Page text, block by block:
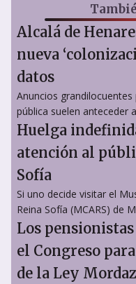
Alcalá de
nueva
datos
Anuncios
pública suelen anteceder
Huelga
atención al
Sofía
Si uno decide visitar el
Reina Sofía (MCARS) de
Los
el Congreso
de la Ley